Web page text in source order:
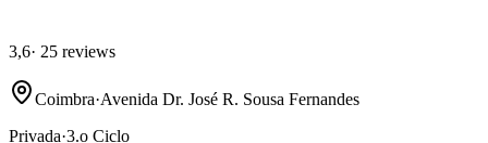
3,6· 25 reviews
Coimbra·Avenida Dr. José R. Sousa Fernandes
Privada·3.o Ciclo